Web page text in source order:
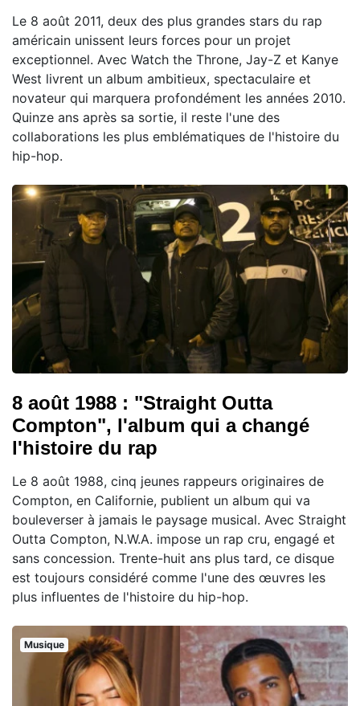
Le 8 août 2011, deux des plus grandes stars du rap
américain unissent leurs forces pour un projet
exceptionnel. Avec Watch the Throne, Jay-Z et Kanye
West livrent un album ambitieux, spectaculaire et
novateur qui marquera profondément les années 2010.
Quinze ans après sa sortie, il reste l'une des
collaborations les plus emblématiques de l'histoire du
hip-hop.
8 août 1988 : "Straight Outta
Compton", l'album qui a changé
l'histoire du rap
Le 8 août 1988, cinq jeunes rappeurs originaires de
Compton, en Californie, publient un album qui va
bouleverser à jamais le paysage musical. Avec Straight
Outta Compton, N.W.A. impose un rap cru, engagé et
sans concession. Trente-huit ans plus tard, ce disque
est toujours considéré comme l'une des œuvres les
plus influentes de l'histoire du hip-hop.
Musique